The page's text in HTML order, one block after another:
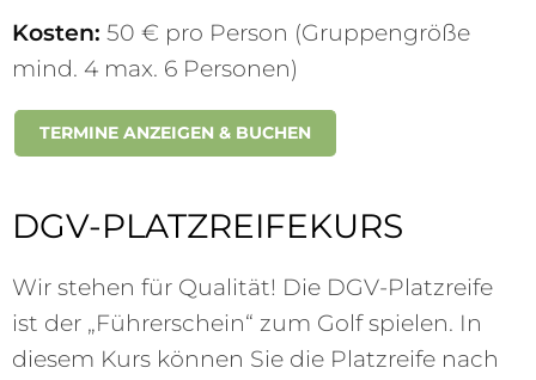
Kosten: 50 € pro Person (Gruppengröße
mind. 4 max. 6 Personen)
TERMINE ANZEIGEN & BUCHEN
DGV-PLATZREIFEKURS
Wir stehen für Qualität! Die DGV-Platzreife
ist der „Führerschein“ zum Golf spielen. In
diesem Kurs können Sie die Platzreife nach